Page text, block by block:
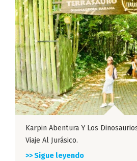
Karpin Abentura Y Los
Viaje Al Jurásico.
>> Sigue leyendo